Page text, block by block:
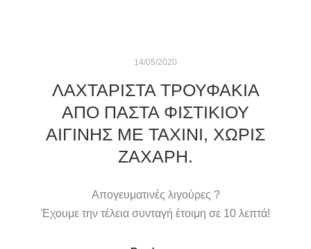
14/05/2020
ΛΑΧΤΑΡΙΣΤΑ ΤΡΟΥΦΑΚΙΑ
ΑΠΟ ΠΑΣΤΑ ΦΙΣΤΙΚΙΟΥ
ΑΙΓΙΝΗΣ ΜΕ ΤΑΧΙΝΙ, ΧΩΡΙΣ
ΖΑΧΑΡΗ.
Απογευματινές λιγούρες ?
Έχουμε την τέλεια συνταγή έτοιμη σε 10 λεπτά!